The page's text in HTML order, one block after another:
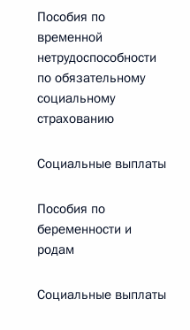
Пособия по
временной
нетрудоспособности
по обязательному
социальному
страхованию
Социальные выплаты
Пособия по
беременности и
родам
Социальные выплаты